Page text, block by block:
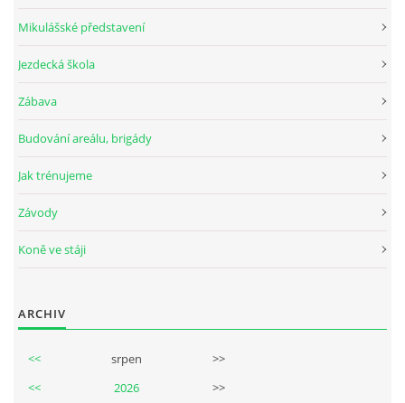
Mikulášské představení
Jezdecká škola
Zábava
Budování areálu, brigády
Jak trénujeme
Závody
Koně ve stáji
ARCHIV
<< srpen
>>
<<
2026 >>